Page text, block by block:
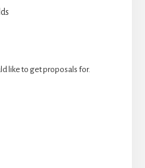
like to get proposals for.